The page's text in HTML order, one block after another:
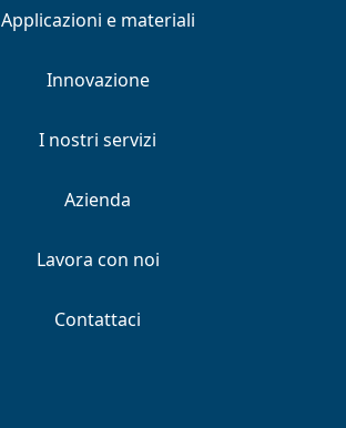
Applicazioni e materiali
Innovazione
I nostri servizi
Azienda
Lavora con noi
Contattaci